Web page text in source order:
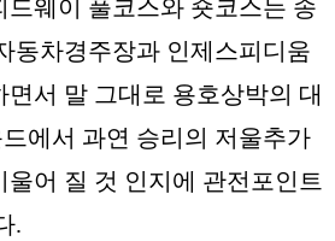
드웨이 풀코스와 숏코스는 송
동차경주장과 인제스피디움
서 말 그대로 용호상박의 대
에서 과연 승리의 저울추가
어 질 것 인지에 관전포인트
.